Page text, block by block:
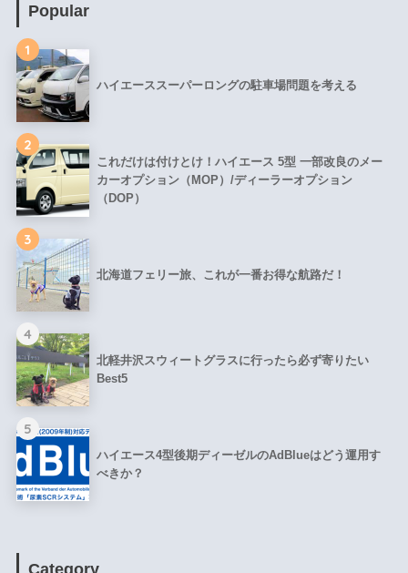
Popular
1
ハイエーススーパーロングの駐車場問題を考える
2
これだけは付けとけ！ハイエース 5型 一部改良のメー
カーオプション（MOP）/ディーラーオプション
（DOP）
3
北海道フェリー旅、これが一番お得な航路だ！
4
北軽井沢スウィートグラスに行ったら必ず寄りたい
Best5
5
ハイエース4型後期ディーゼルのAdBlueはどう運用す
べきか？
Category